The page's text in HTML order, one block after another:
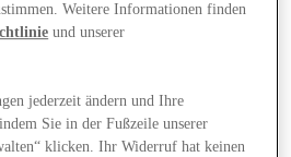
Weitere Informationen finden
und unserer
jederzeit ändern und Ihre
Sie in der Fußzeile unserer
klicken. Ihr Widerruf hat keinen